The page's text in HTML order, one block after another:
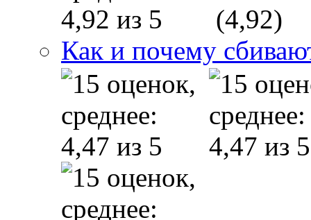
(4,92)
Как и почему